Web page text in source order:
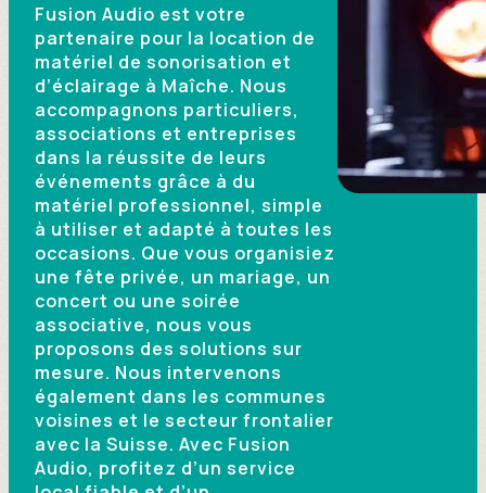
Fusion Audio est votre
partenaire pour la location de
matériel de sonorisation et
d’éclairage à Maîche. Nous
accompagnons particuliers,
associations et entreprises
dans la réussite de leurs
événements grâce à du
matériel professionnel, simple
à utiliser et adapté à toutes les
occasions. Que vous organisiez
une fête privée, un mariage, un
concert ou une soirée
associative, nous vous
proposons des solutions sur
mesure. Nous intervenons
également dans les communes
voisines et le secteur frontalier
avec la Suisse. Avec Fusion
Audio, profitez d’un service